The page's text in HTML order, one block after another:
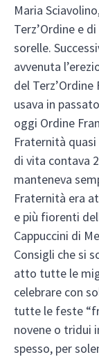
Maria
Terz’Ordine e
sorelle.
avvenuta
del
usava in
oggi Ordine
Fraternità
di vita contava
manteneva
Fraternità era
e più fiorenti
Cappuccini di
Consigli che si
atto tutte le
celebrare con
tutte le feste
novene o tridui
spesso, per